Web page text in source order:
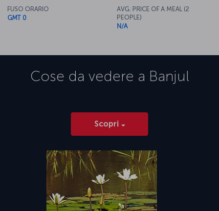
FUSO ORARIO
GMT 0
AVG. PRICE OF A MEAL (2
PEOPLE)
N/A
Cose da vedere a Banjul
Scopri